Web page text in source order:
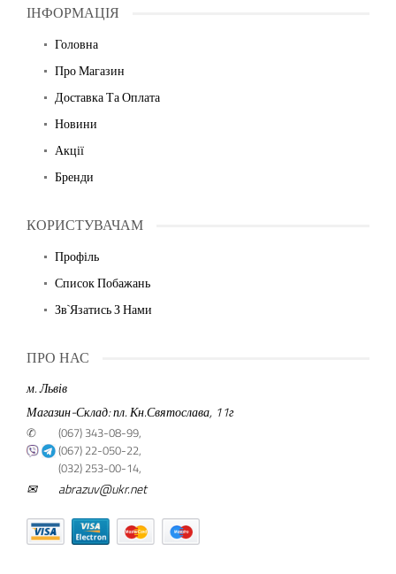
ІНФОРМАЦІЯ
Головна
Про Магазин
Доставка Та Оплата
Новини
Акції
Бренди
КОРИСТУВАЧАМ
Профіль
Список Побажань
Зв`язатись З Нами
ПРО НАС
м. Львів
Магазин-Склад: пл. Кн.Святослава, 11г
✆
(067) 343-08-99,
(067) 22-050-22,
(032) 253-00-14,
✉ abrazuv@ukr.net